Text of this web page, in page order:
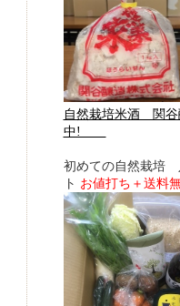
自然栽培米酒 関
中!
初めての自然栽培
ト お値打ち＋送料